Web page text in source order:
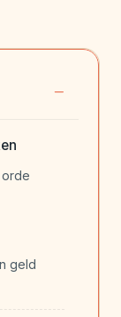
geld